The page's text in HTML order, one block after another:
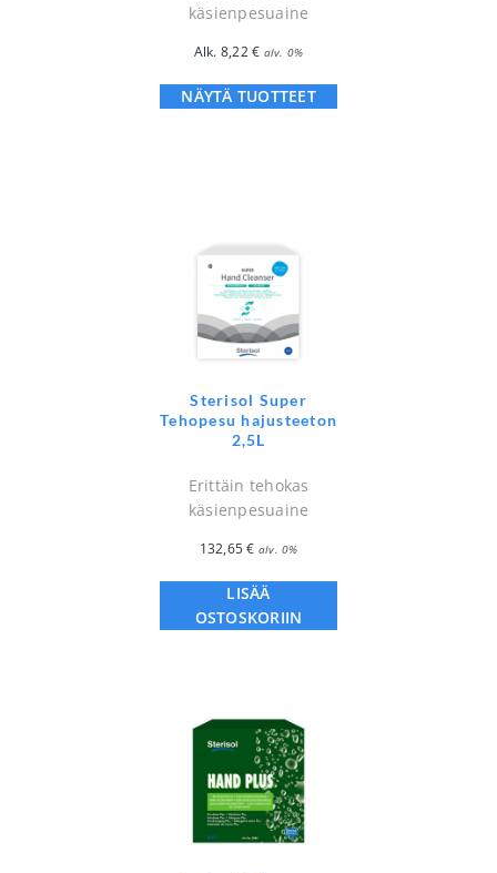
käsienpesuaine
Alk. 8,22€ alv. 0%
NÄYTÄ TUOTTEET
Sterisol Super
Tehopesu hajusteeton
2,5L
Erittäin tehokas
käsienpesuaine
132,65€ alv. 0%
LISÄÄ
OSTOSKORIIN